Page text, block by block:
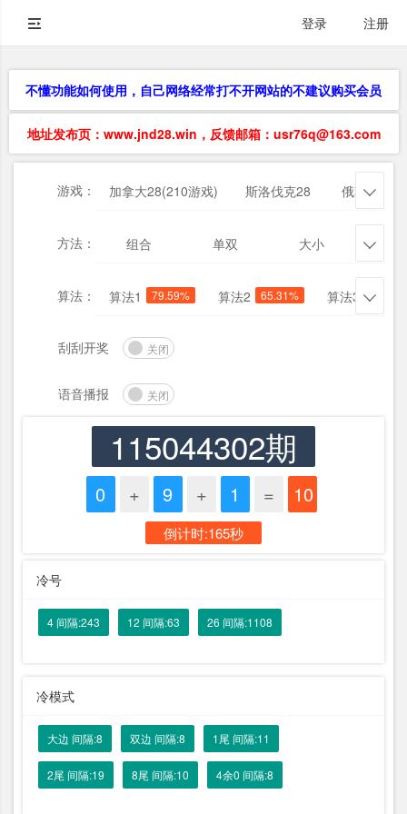
登录 注册
不懂功能如何使用，自己网络经常打不开网站的不建议购买会员
地址发布页：www.jnd28.win，反馈邮箱：usr76q@163.com
游戏： 加拿大28(210游戏) 斯洛伐克28 俄勒冈28

方法： 组合 单双 大小 
算法： 算法1 79.59% 算法2 65.31% 算法3 71.43%

刮刮开奖 关闭
语音播报 关闭
115044302期
0 + 9 + 1 = 10
倒计时:165秒
冷号
4 间隔:243 12 间隔:63 26 间隔:1108
冷模式
大边 间隔:8 双边 间隔:8 1尾 间隔:11
2尾 间隔:19 8尾 间隔:10 4余0 间隔:8